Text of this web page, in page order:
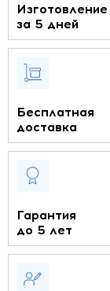
Изготовление
за 5 дней
Бесплатная
доставка
Гарантия
до 5 лет